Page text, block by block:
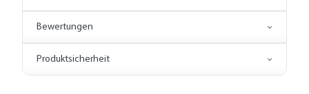
Bewertungen
Produktsicherheit